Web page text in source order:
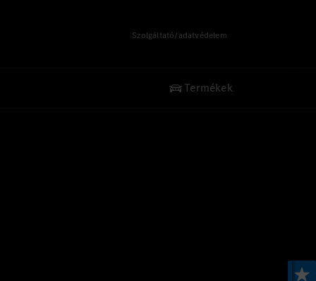
Szolgáltató/adatvédelem
Termékek